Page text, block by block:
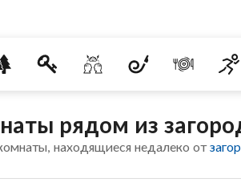
рядом из
находящиеся недалеко от